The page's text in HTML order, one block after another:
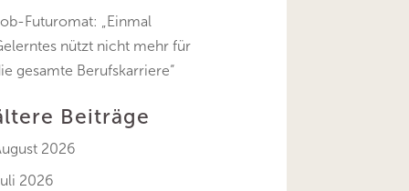
Futuromat: „Einmal
nützt nicht mehr für
gesamte Berufskarriere“
Beiträge
2026
2026